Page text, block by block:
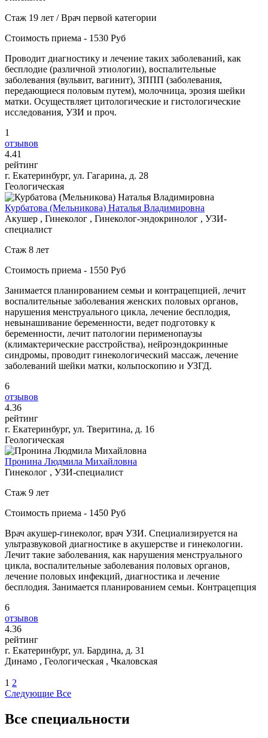
Стаж 19 лет / Врач первой категории
Стоимость приема - 1530 Руб
Проводит диагностику и лечение таких заболеваний, как
бесплодие (различной этиологии), воспалительные
заболевания (вульвит, вагинит), ЗППП (заболевания,
передающиеся половым путем), молочница, эрозия шейки
матки. Осуществляет цитологические и гистологические
исследования, УЗИ и проч.
1
отзывов
4.41
рейтинг
г. Екатеринбург, ул. Гагарина, д. 28
Геологическая
Курбатова (Мельникова) Наталья Владимировна
Акушер , Гинеколог , Гинеколог-эндокринолог , УЗИ-
специалист
Стаж 8 лет
Стоимость приема - 1550 Руб
Занимается планированием семьи и контрацепцией, лечит
воспалительные заболевания женских половых органов,
нарушения менструального цикла, лечение бесплодия,
невынашивание беременности, ведет подготовку к
беременности, лечит патологии перименопаузы
(климактерические расстройства), нейроэндокринные
синдромы, проводит гинекологический массаж, лечение
заболеваний шейки матки, кольпоскопию и УЗГД.
6
отзывов
4.36
рейтинг
г. Екатеринбург, ул. Тверитина, д. 16
Геологическая
Пронина Людмила Михайловна
Гинеколог , УЗИ-специалист
Стаж 9 лет
Стоимость приема - 1450 Руб
Врач акушер-гинеколог, врач УЗИ. Специализируется на
ультразвуковой диагностике в акушерстве и гинекологии.
Лечит такие заболевания, как нарушения менструального
цикла, воспалительные заболевания половых органов,
лечение половых инфекций, диагностика и лечение
бесплодия. Занимается планированием семьи. Контрацепция
6
отзывов
4.36
рейтинг
г. Екатеринбург, ул. Бардина, д. 31
Динамо , Геологическая , Чкаловская
1 2
Следующие Все
Все специальности